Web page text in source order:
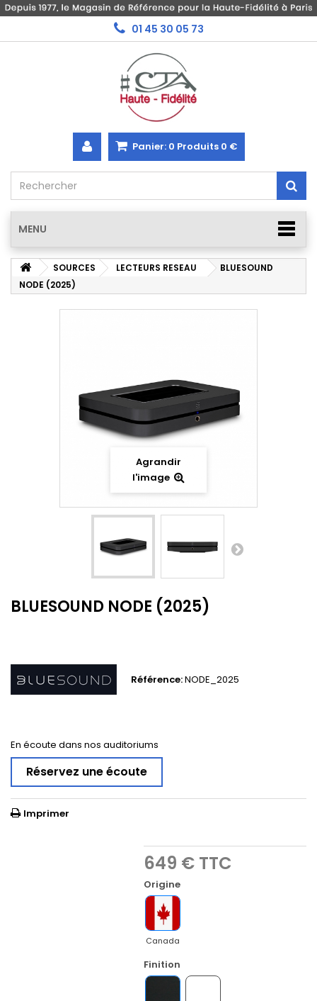
01 45 30 05 73
Panier: 0 Produits 0 €
MENU
SOURCES LECTEURS RESEAU
BLUESOUND
NODE (2025)
Agrandir
l'image
BLUESOUND NODE (2025)
Référence:NODE_2025
En écoute dans nos auditoriums
Réservez une écoute
Imprimer
649 € TTC
Origine
Canada
Finition